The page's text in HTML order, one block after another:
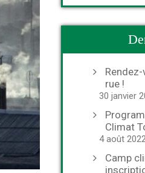
rue !
30 janvier
Climat
4 août
Camp